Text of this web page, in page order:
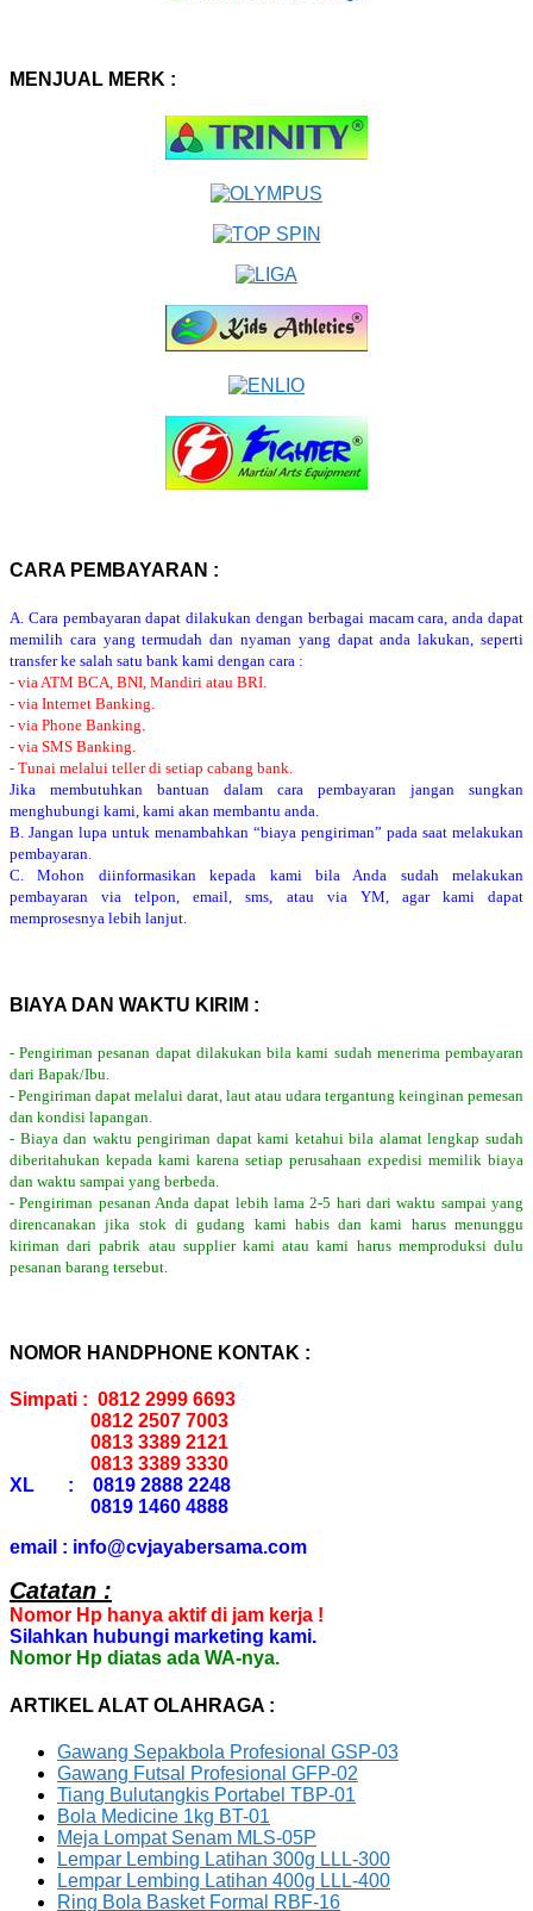
MENJUAL MERK :
CARA PEMBAYARAN :
A. Cara pembayaran dapat dilakukan dengan berbagai macam cara, anda dapat
memilih cara yang termudah dan nyaman yang dapat anda lakukan, seperti
transfer ke salah satu bank kami dengan cara :
- via ATM BCA, BNI, Mandiri atau BRI.
- via Internet Banking.
- via Phone Banking.
- via SMS Banking.
- Tunai melalui teller di setiap cabang bank.
Jika membutuhkan bantuan dalam cara pembayaran jangan sungkan
menghubungi kami, kami akan membantu anda.
B. Jangan lupa untuk menambahkan “biaya pengiriman” pada saat melakukan
pembayaran.
C. Mohon diinformasikan kepada kami bila Anda sudah melakukan
pembayaran via telpon, email, sms, atau via YM, agar kami dapat
memprosesnya lebih lanjut.
BIAYA DAN WAKTU KIRIM :
- Pengiriman pesanan dapat dilakukan bila kami sudah menerima pembayaran
dari Bapak/Ibu.
- Pengiriman dapat melalui darat, laut atau udara tergantung keinginan pemesan
dan kondisi lapangan.
- Biaya dan waktu pengiriman dapat kami ketahui bila alamat lengkap sudah
diberitahukan kepada kami karena setiap perusahaan expedisi memilik biaya
dan waktu sampai yang berbeda.
- Pengiriman pesanan Anda dapat lebih lama 2-5 hari dari waktu sampai yang
direncanakan jika stok di gudang kami habis dan kami harus menunggu
kiriman dari pabrik atau supplier kami atau kami harus memproduksi dulu
pesanan barang tersebut.
NOMOR HANDPHONE KONTAK :
Simpati : 0812 2999 6693
0812 2507 7003
0813 3389 2121
0813 3389 3330
XL : 0819 2888 2248
0819 1460 4888
email : info@cvjayabersama.com
Catatan :
Nomor Hp hanya aktif di jam kerja !
Silahkan hubungi marketing kami.
Nomor Hp diatas ada WA-nya.
ARTIKEL ALAT OLAHRAGA :
Gawang Sepakbola Profesional GSP-03
Gawang Futsal Profesional GFP-02
Tiang Bulutangkis Portabel TBP-01
Bola Medicine 1kg BT-01
Meja Lompat Senam MLS-05P
Lempar Lembing Latihan 300g LLL-300
Lempar Lembing Latihan 400g LLL-400
Ring Bola Basket Formal RBF-16